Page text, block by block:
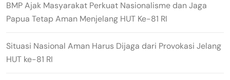
BMP Ajak Masyarakat Perkuat Nasionalisme dan Jaga
Papua Tetap Aman Menjelang HUT Ke-81 RI
Situasi Nasional Aman Harus Dijaga dari Provokasi Jelang
HUT ke-81 RI